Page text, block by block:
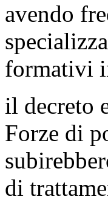
avendo
formativi
il decreto
Forze di
di